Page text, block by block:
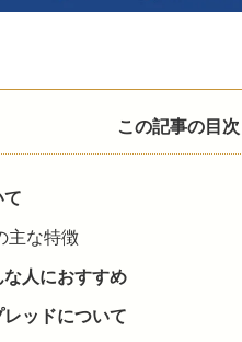
この記事の目次
主な特徴
人におすすめ
ッドについて